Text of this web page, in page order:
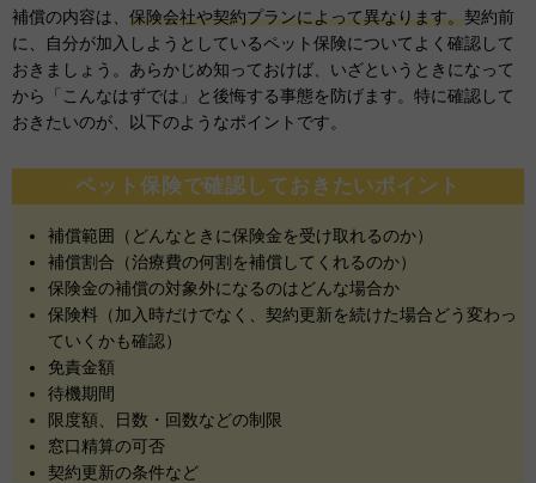
補償の内容は、 保険会社や契約プランによって異なります。契約前
に、自分が加入しようとしているペット保険についてよく確認して
おきましょう。あらかじめ知っておけば、いざというときになって
から「こんなはずでは」と後悔する事態を防げます。特に確認して
おきたいのが、以下のようなポイントです。
ペット保険で確認しておきたいポイント
補償範囲（どんなときに保険金を受け取れるのか）
補償割合（治療費の何割を補償してくれるのか）
保険金の補償の対象外になるのはどんな場合か
保険料（加入時だけでなく、契約更新を続けた場合どう変わっ
ていくかも確認）
免責金額
待機期間
限度額、日数・回数などの制限
窓口精算の可否
契約更新の条件など